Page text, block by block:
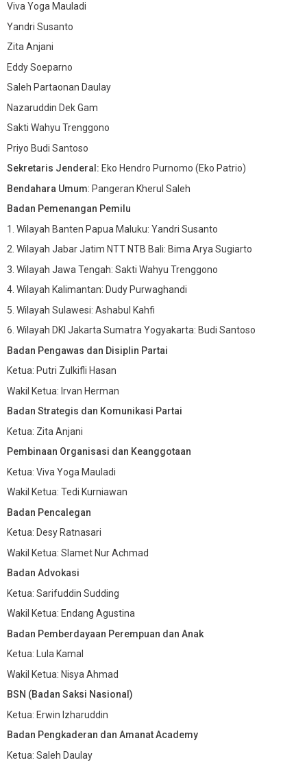
Viva Yoga Mauladi
Yandri Susanto
Zita Anjani
Eddy Soeparno
Saleh Partaonan Daulay
Nazaruddin Dek Gam
Sakti Wahyu Trenggono
Priyo Budi Santoso
Sekretaris Jenderal: Eko Hendro Purnomo (Eko Patrio)
Bendahara Umum: Pangeran Kherul Saleh
Badan Pemenangan Pemilu
1. Wilayah Banten Papua Maluku: Yandri Susanto
2. Wilayah Jabar Jatim NTT NTB Bali: Bima Arya Sugiarto
3. Wilayah Jawa Tengah: Sakti Wahyu Trenggono
4. Wilayah Kalimantan: Dudy Purwaghandi
5. Wilayah Sulawesi: Ashabul Kahfi
6. Wilayah DKI Jakarta Sumatra Yogyakarta: Budi Santoso
Badan Pengawas dan Disiplin Partai
Ketua: Putri Zulkifli Hasan
Wakil Ketua: Irvan Herman
Badan Strategis dan Komunikasi Partai
Ketua: Zita Anjani
Pembinaan Organisasi dan Keanggotaan
Ketua: Viva Yoga Mauladi
Wakil Ketua: Tedi Kurniawan
Badan Pencalegan
Ketua: Desy Ratnasari
Wakil Ketua: Slamet Nur Achmad
Badan Advokasi
Ketua: Sarifuddin Sudding
Wakil Ketua: Endang Agustina
Badan Pemberdayaan Perempuan dan Anak
Ketua: Lula Kamal
Wakil Ketua: Nisya Ahmad
BSN (Badan Saksi Nasional)
Ketua: Erwin Izharuddin
Badan Pengkaderan dan Amanat Academy
Ketua: Saleh Daulay